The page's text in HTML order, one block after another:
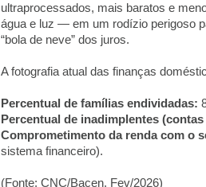
ultraprocessados, mais baratos e
água e luz — em um rodízio perigoso
“bola de neve” dos juros.
A fotografia atual das finanças
Percentual de famílias endividadas:
Percentual de inadimplentes
Comprometimento da renda com o
sistema financeiro).
(Fonte: CNC/Bacen, Fev/2026)